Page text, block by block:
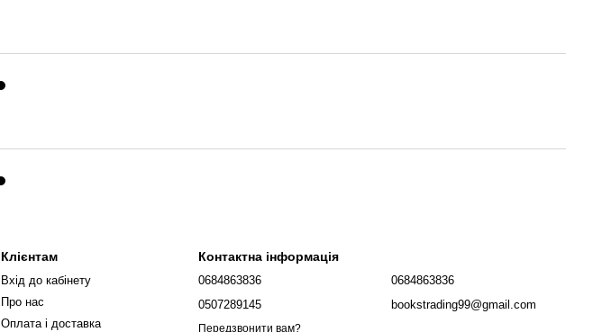
Клієнтам
Вхід до кабінету
Про нас
Оплата і доставка
Контактна інформація
0684863836
0507289145
Передзвонити вам?
0684863836
bookstrading99@gmail.com